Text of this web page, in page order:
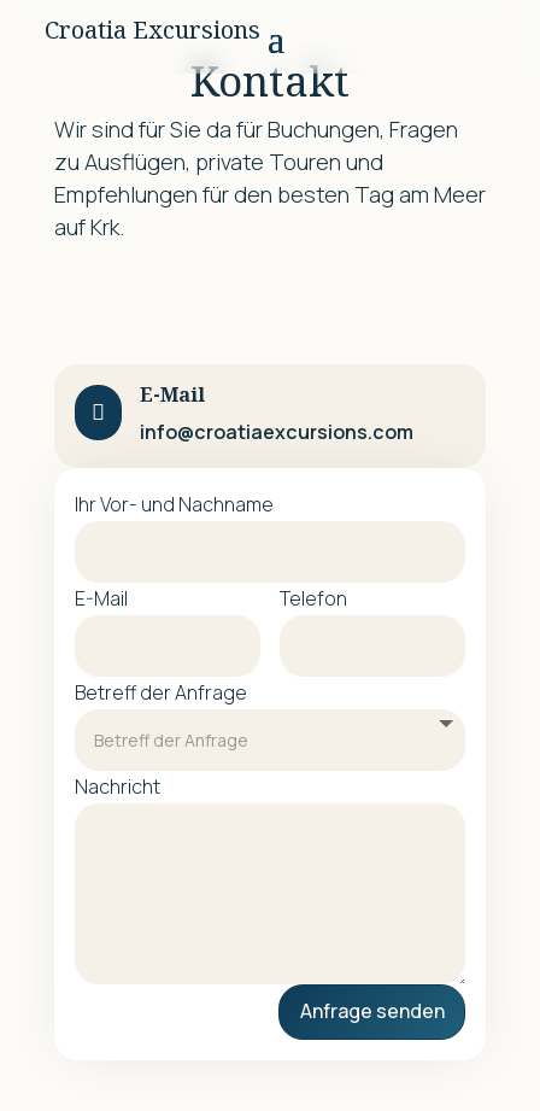
Croatia Excursions
Kontakt
Wir sind für Sie da für Buchungen, Fragen
zu Ausflügen, private Touren und
Empfehlungen für den besten Tag am Meer
auf Krk.

E-Mail
info@croatiaexcursions.com
Ihr Vor- und Nachname
E-Mail Telefon
Betreff der Anfrage
Nachricht
Anfrage senden